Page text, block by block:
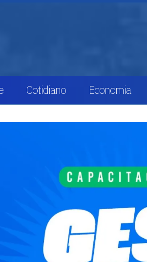
Cotidiano Economia